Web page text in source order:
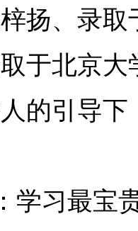
扬、录
于北京
的引导
学习最宝